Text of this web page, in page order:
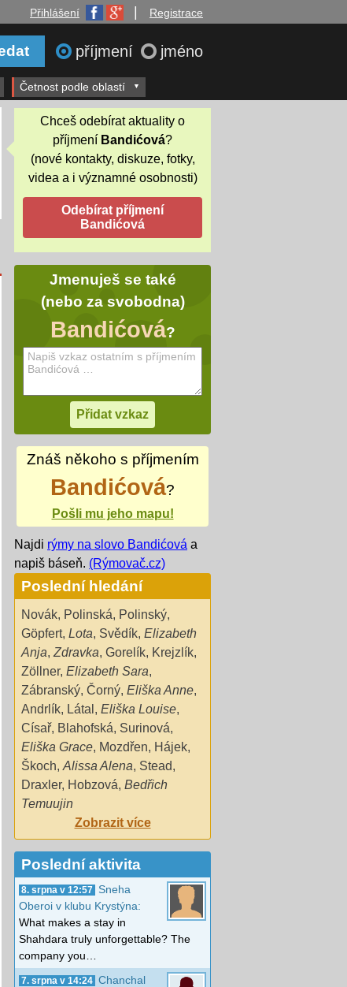
Přihlášení Registrace
příjmení jméno
Četnost podle oblastí
Chceš odebírat aktuality o
příjmení Bandićová?
(nové kontakty, diskuze, fotky,
videa a i významné osobnosti)
Jmenuješ se také
(nebo za svobodna)
Bandićová?
Znáš někoho s příjmením
Bandićová?
Pošli mu jeho mapu!
Najdi rýmy na slovo Bandićová a
napiš báseň. (Rýmovač.cz)
Poslední hledání
Novák, Polinská, Polinský,
Göpfert, Lota, Svědík, Elizabeth
Anja, Zdravka, Gorelík, Krejzlík,
Zöllner, Elizabeth Sara,
Zábranský, Čorný, Eliška Anne,
Andrlík, Látal , Eliška Louise,
Císař, Blahofská, Surinová,
Eliška Grace, Mozdřen, Hájek,
Škoch, Alissa Alena, Stead,
Draxler, Hobzová, Bedřich
Temuujin
Zobrazit více
Poslední aktivita
8. srpna v 12:57
Sneha
Oberoi v klubu Krystýna:
What makes a stay in
Shahdara truly unforgettable? The
company you…
7. srpna v 14:24 Chanchal